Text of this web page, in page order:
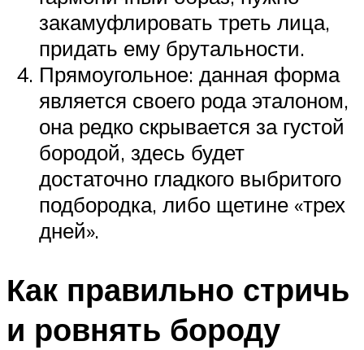
закамуфлировать треть лица,
придать ему брутальности.
Прямоугольное: данная форма
является своего рода эталоном,
она редко скрывается за густой
бородой, здесь будет
достаточно гладкого выбритого
подбородка, либо щетине «трех
дней».
Как правильно стричь
и ровнять бороду